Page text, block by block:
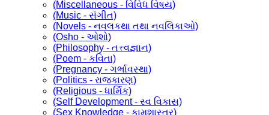
(Miscellaneous - વિવિધ વિષય)
(Music - સંગીત)
(Novels - નવલકથા તથા નવલિકાઓ)
(Osho - ઓશો)
(Philosophy - તત્ત્વજ્ઞાન)
(Poem - કવિતા)
(Pregnancy - ગર્ભાવસ્થા)
(Politics - રાજકારણ)
(Religious - ધાર્મિક)
(Self Development - સ્વ વિકાસ)
(Sex Knowledge - કામશાસ્ત્ર)